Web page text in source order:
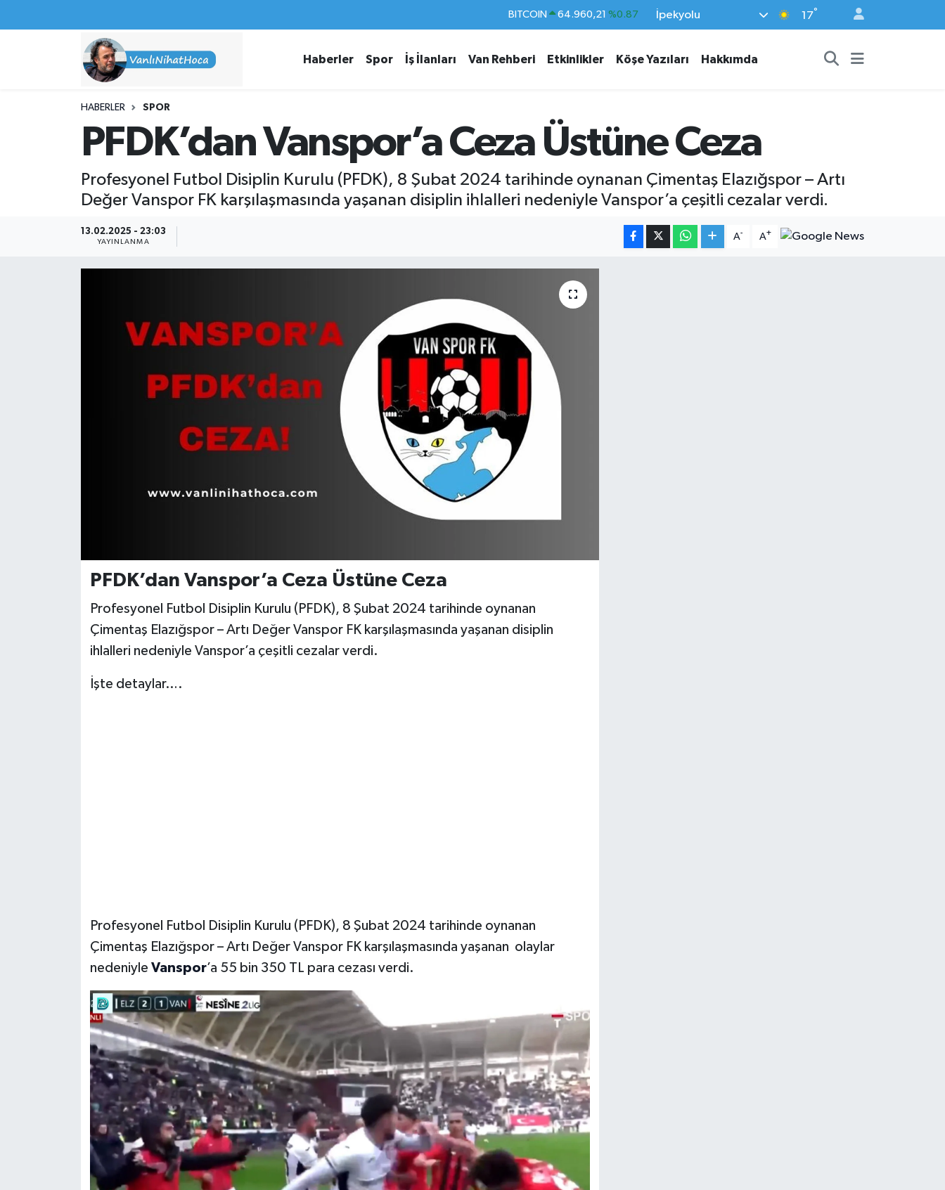
DOLAR 47,7436 %0.18
STERLİN 64,4811 %0.38
BITCOIN 64.960,21 %0.87
İpekyolu 17°
Haberler Spor İş İlanları Van Rehberi Etkinlikler Köşe Yazıları Hakkımda
HABERLER SPOR
PFDK’dan Vanspor’a Ceza Üstüne Ceza
Profesyonel Futbol Disiplin Kurulu (PFDK), 8 Şubat 2024 tarihinde oynanan Çimentaş Elazığspor – Artı
Değer Vanspor FK karşılaşmasında yaşanan disiplin ihlalleri nedeniyle Vanspor’a çeşitli cezalar verdi.
13.02.2025 - 23:03
YAYINLANMA
A- A+
PFDK’dan Vanspor’a Ceza Üstüne Ceza
Profesyonel Futbol Disiplin Kurulu (PFDK), 8 Şubat 2024 tarihinde oynanan
Çimentaş Elazığspor – Artı Değer Vanspor FK karşılaşmasında yaşanan disiplin
ihlalleri nedeniyle Vanspor’a çeşitli cezalar verdi.
İşte detaylar….
Profesyonel Futbol Disiplin Kurulu (PFDK), 8 Şubat 2024 tarihinde oynanan
Çimentaş Elazığspor – Artı Değer Vanspor FK karşılaşmasında yaşanan olaylar
nedeniyle Vanspor’a 55 bin 350 TL para cezası verdi.
Haberler
İş İlanları
Etkinlikler
Köşe Yazıları
Hakkımda
İpekyolu Nöbetçi Eczaneler
İpekyolu Trafik Yoğunluk Haritası
Tüm Manşetler
Son Dakika Haberleri
Haber Arşivi